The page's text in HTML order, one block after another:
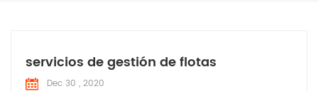
servicios de gestión de flotas
Dec 30 , 2020